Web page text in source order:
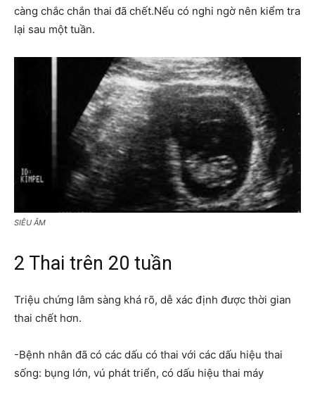
càng chắc chắn thai đã chết.Nếu có nghi ngờ nên kiểm tra
lại sau một tuần.
SIÊU ÂM
2 Thai trên 20 tuần
Triệu chứng lâm sàng khá rõ, dễ xác định được thời gian
thai chết hơn.
-Bệnh nhân đã có các dấu có thai với các dấu hiệu thai
sống: bụng lớn, vú phát triển, có dấu hiệu thai máy